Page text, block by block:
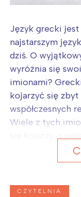
Język grecki
najstarszym
dziś. O
wyróżnia się
imionami?
kojarzyć się zbyt
współczesnych
Wiele z tych
CZYTELNIA